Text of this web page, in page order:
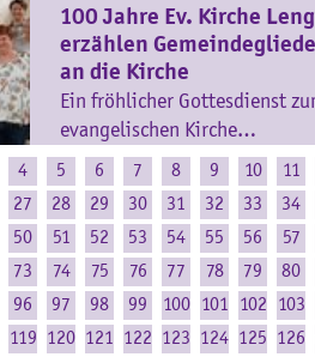
100 Jahre Ev. Kirche
erzählen
an die Kirche
Ein fröhlicher Gottesdienst
evangelischen Kirche…
4 5 6 7 8 9 10 11
27 28 29 30 31 32 33 34
50 51 52 53 54 55 56 57
73 74 75 76 77 78 79 80
96 97 98 99 100 101 102 103
119 120 121 122 123 124 125 126